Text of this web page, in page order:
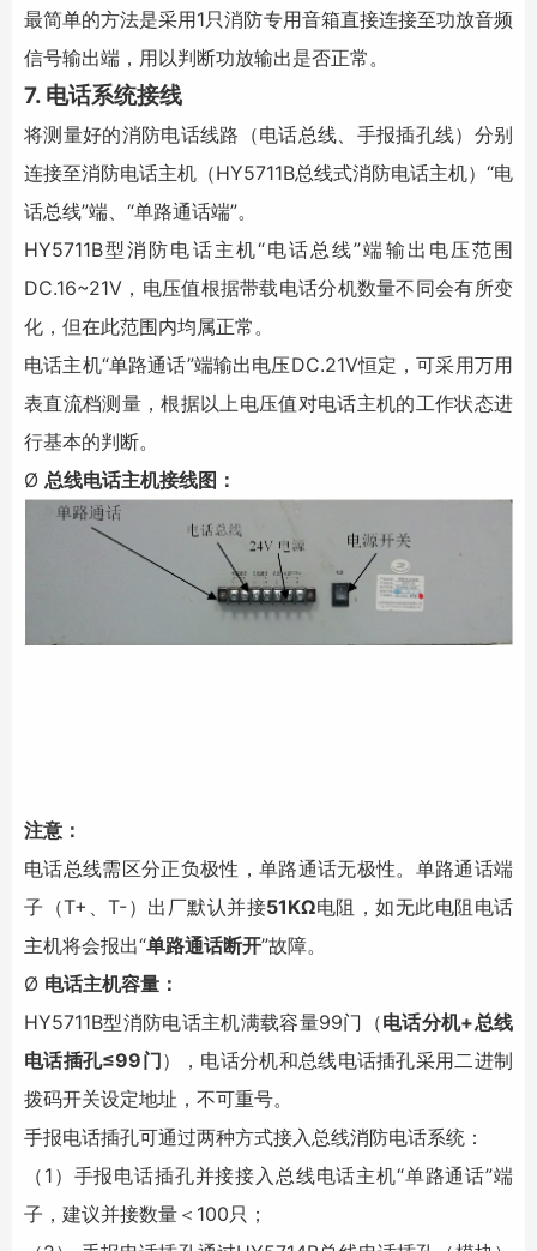
最简单的方法是采用1只消防专用音箱直接连接至功放音频
信号输出端，用以判断功放输出是否正常。
7. 电话系统接线
将测量好的消防电话线路（电话总线、手报插孔线）分别
连接至消防电话主机（HY5711B总线式消防电话主机）“电
话总线”端、“单路通话端”。
HY5711B型消防电话主机“电话总线”端输出电压范围
DC.16~21V，电压值根据带载电话分机数量不同会有所变
化，但在此范围内均属正常。
电话主机“单路通话”端输出电压DC.21V恒定，可采用万用
表直流档测量，根据以上电压值对电话主机的工作状态进
行基本的判断。
Ø 总线电话主机接线图：
注意：
电话总线需区分正负极性，单路通话无极性。单路通话端
子（T+、T-）出厂默认并接51KΩ电阻，如无此电阻电话
主机将会报出“单路通话断开”故障。
Ø 电话主机容量：
HY5711B型消防电话主机满载容量99门（电话分机+总线
电话插孔≤99门），电话分机和总线电话插孔采用二进制
拨码开关设定地址，不可重号。
手报电话插孔可通过两种方式接入总线消防电话系统：
（1）手报电话插孔并接接入总线电话主机“单路通话”端
子，建议并接数量＜100只；